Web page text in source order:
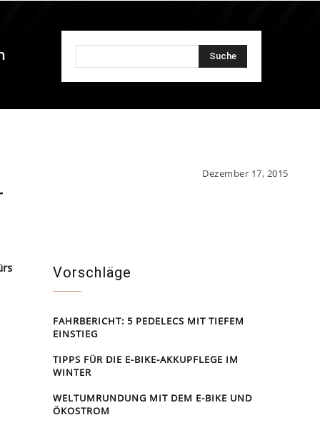
Suche
Dezember 17, 2015
Vorschläge
FAHRBERICHT: 5 PEDELECS MIT TIEFEM
EINSTIEG
TIPPS FÜR DIE E-BIKE-AKKUPFLEGE IM
WINTER
WELTUMRUNDUNG MIT DEM E-BIKE UND
ÖKOSTROM